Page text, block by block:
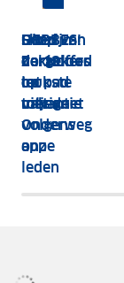
HEBBES!
Zorgeloos
op pad
met de
Onderweg
app
Shop van
dakkoffer
tot
tolvignet
Dit zijn
de 13
leukste
uitjes
volgens
onze
leden
Goed
verzekerd
op
vakantie